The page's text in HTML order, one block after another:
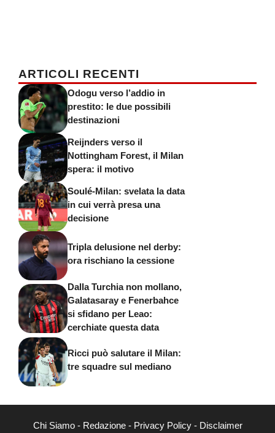
ARTICOLI RECENTI
Odogu verso l’addio in
prestito: le due possibili
destinazioni
Reijnders verso il
Nottingham Forest, il Milan
spera: il motivo
Soulé-Milan: svelata la data
in cui verrà presa una
decisione
Tripla delusione nel derby:
ora rischiano la cessione
Dalla Turchia non mollano,
Galatasaray e Fenerbahce
si sfidano per Leao:
cerchiate questa data
Ricci può salutare il Milan:
tre squadre sul mediano
Chi Siamo- Redazione- Privacy Policy- Disclaimer